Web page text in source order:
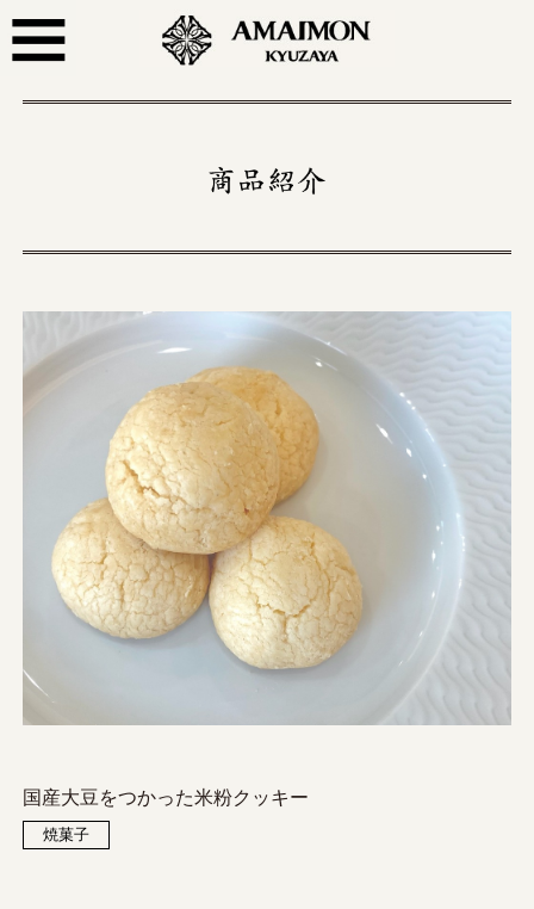
国産大豆をつかった米粉クッキー
焼菓子